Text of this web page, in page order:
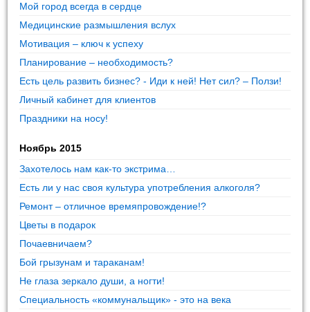
Мой город всегда в сердце
Медицинские размышления вслух
Мотивация – ключ к успеху
Планирование – необходимость?
Есть цель развить бизнес? - Иди к ней! Нет сил? – Ползи!
Личный кабинет для клиентов
Праздники на носу!
Ноябрь 2015
Захотелось нам как-то экстрима…
Есть ли у нас своя культура употребления алкоголя?
Ремонт – отличное времяпровождение!?
Цветы в подарок
Почаевничаем?
Бой грызунам и тараканам!
Не глаза зеркало души, а ногти!
Специальность «коммунальщик» - это на века